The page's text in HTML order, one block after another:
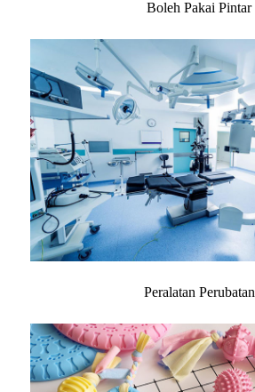
Boleh Pakai Pintar
Peralatan Perubatan